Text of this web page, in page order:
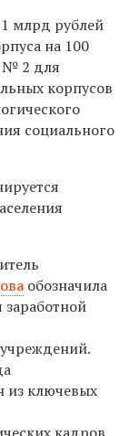
млрд рублей
на 100
№ 2 для
корпусов
социального
обозначила
из ключевых
кадров